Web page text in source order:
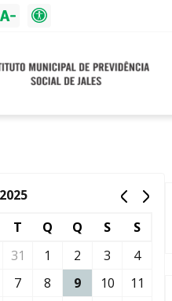
T Q Q S
S
31 1 2 3
4
7 8 9 10
11